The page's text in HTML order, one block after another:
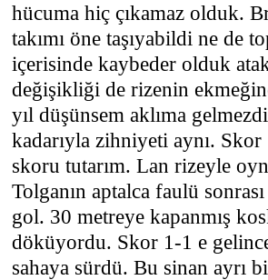
hücuma hiç çıkamaz olduk.
takımı öne taşıyabildi ne de
içerisinde kaybeder olduk
değişikliği de rizenin
yıl düşünsem aklıma
kadarıyla zihniyeti aynı.
skoru tutarım. Lan rizeyle
Tolganın aptalca faulü
gol. 30 metreye kapanmış
döküyordu. Skor 1-1 e
sahaya sürdü. Bu sinan ayrı